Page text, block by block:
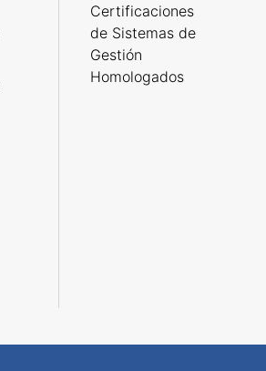
Certificaciones
de Sistemas de
Gestión
Homologados